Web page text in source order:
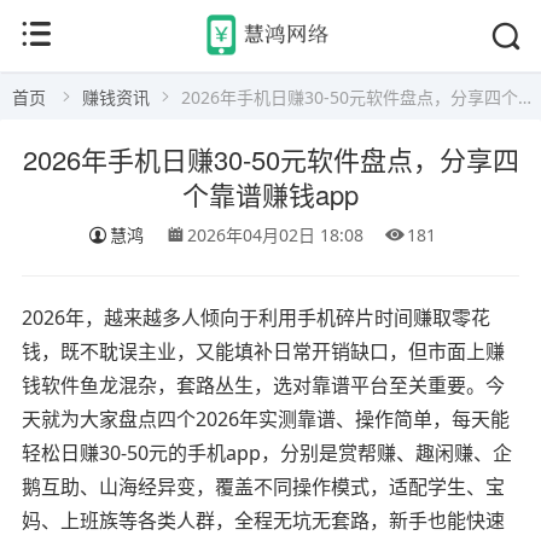
首页 赚钱资讯 2026年手机日赚30-50元软件盘点，分享四个靠谱赚钱app
2026年手机日赚30-50元软件盘点，分享四
个靠谱赚钱app
慧鸿 2026年04月02日 18:08 181
2026年，越来越多人倾向于利用手机碎片时间赚取零花
钱，既不耽误主业，又能填补日常开销缺口，但市面上赚
钱软件鱼龙混杂，套路丛生，选对靠谱平台至关重要。今
天就为大家盘点四个2026年实测靠谱、操作简单，每天能
轻松日赚30-50元的手机app，分别是赏帮赚、趣闲赚、企
鹅互助、山海经异变，覆盖不同操作模式，适配学生、宝
妈、上班族等各类人群，全程无坑无套路，新手也能快速